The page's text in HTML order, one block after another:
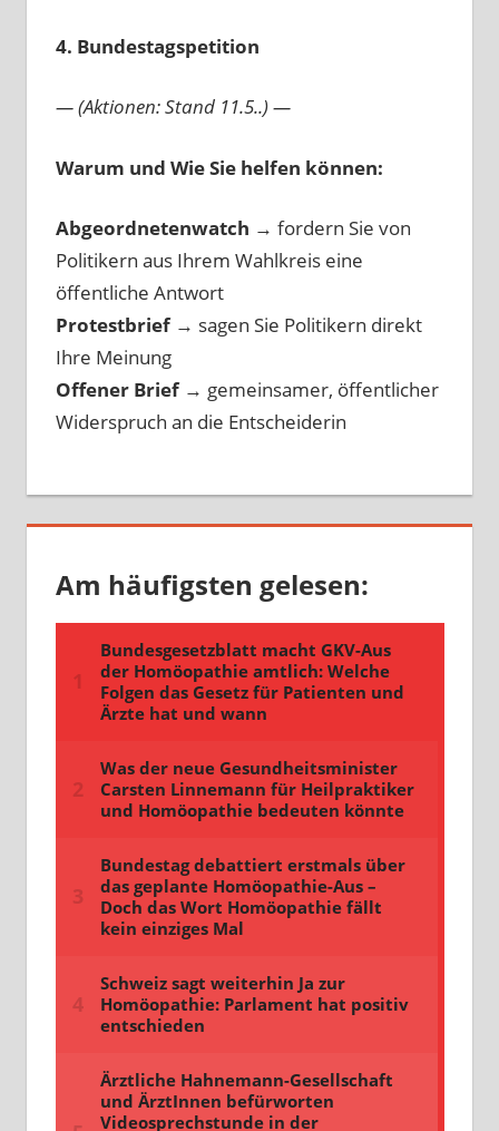
4. Bundestagspetition
— (Aktionen: Stand 11.5..) —
Warum und Wie Sie helfen können:
Abgeordnetenwatch → fordern Sie von
Politikern aus Ihrem Wahlkreis eine
öffentliche Antwort
Protestbrief → sagen Sie Politikern direkt
Ihre Meinung
Offener Brief → gemeinsamer, öffentlicher
Widerspruch an die Entscheiderin
Am häufigsten gelesen: